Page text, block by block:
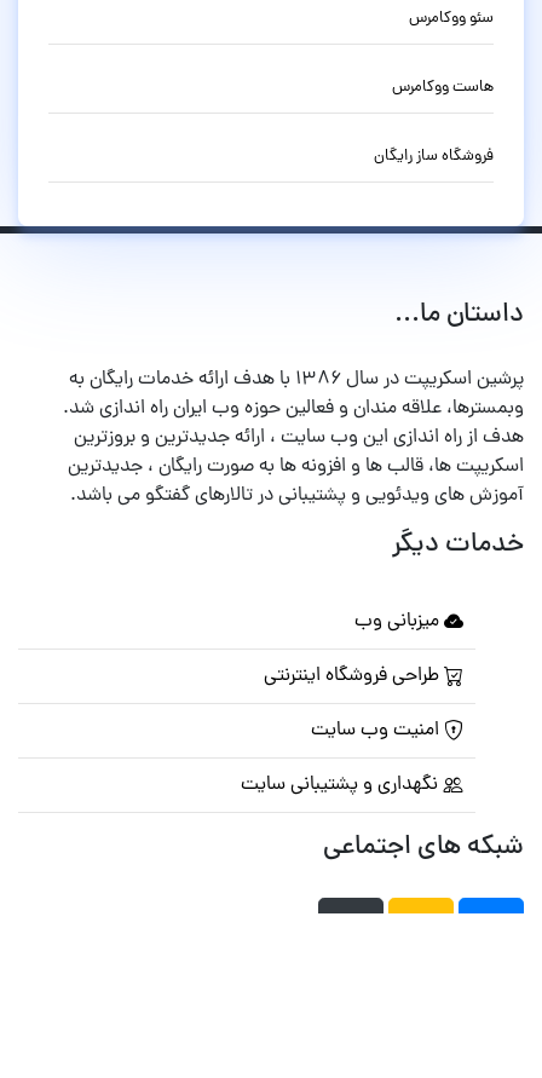
سئو ووکامرس
هاست ووکامرس
فروشگاه ساز رایگان
داستان ما...
پرشین اسکریپت در سال ۱۳۸۶ با هدف ارائه خدمات رایگان به
وبمسترها، علاقه مندان و فعالین حوزه وب ایران راه اندازی شد.
هدف از راه اندازی این وب سایت ، ارائه جدیدترین و بروزترین
اسکریپت ها، قالب ها و افزونه ها به صورت رایگان ، جدیدترین
آموزش های ویدئویی و پشتیبانی در تالارهای گفتگو می باشد.
خدمات دیگر
میزبانی وب
طراحی فروشگاه اینترنتی
امنیت وب سایت
نگهداری و پشتیبانی سایت
شبکه های اجتماعی